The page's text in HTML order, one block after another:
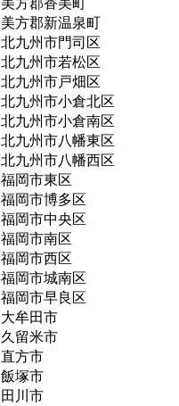
美方郡新温泉町
北九州市門司区
北九州市若松区
北九州市戸畑区
北九州市小倉北区
北九州市小倉南区
北九州市八幡東区
北九州市八幡西区
福岡市東区
福岡市博多区
福岡市中央区
福岡市南区
福岡市西区
福岡市城南区
福岡市早良区
大牟田市
久留米市
直方市
飯塚市
田川市